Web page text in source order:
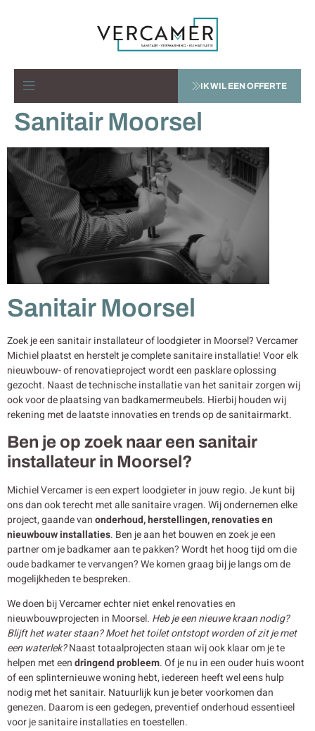
IK WIL EEN OFFERTE
Sanitair Moorsel
Sanitair Moorsel
Zoek je een sanitair installateur of loodgieter in Moorsel? Vercamer
Michiel plaatst en herstelt je complete sanitaire installatie! Voor elk
nieuwbouw- of renovatieproject wordt een pasklare oplossing
gezocht. Naast de technische installatie van het sanitair zorgen wij
ook voor de plaatsing van badkamermeubels. Hierbij houden wij
rekening met de laatste innovaties en trends op de sanitairmarkt.
Ben je op zoek naar een sanitair
installateur in Moorsel?
Michiel Vercamer is een expert loodgieter in jouw regio. Je kunt bij
ons dan ook terecht met alle sanitaire vragen. Wij ondernemen elke
project, gaande vanonderhoud, herstellingen, renovaties en
nieuwbouwinstallaties. Ben je aan het bouwen en zoek je een
partner om je badkamer aan te pakken? Wordt het hoog tijd om die
oude badkamer te vervangen? We komen graag bij je langs om de
mogelijkheden te bespreken.
We doen bij Vercamer echter niet enkel renovaties en
nieuwbouwprojecten in Moorsel. Heb je een nieuwe kraan nodig?
Blijft het water staan? Moet het toilet ontstopt worden of zit je met
een waterlek?Naast totaalprojecten staan wij ook klaar om je te
helpen met eendringend probleem. Of je nu in een ouder huis woont
of een splinternieuwe woning hebt, iedereen heeft wel eens hulp
nodig met het sanitair. Natuurlijk kun je beter voorkomen dan
genezen. Daarom is een gedegen, preventief onderhoud essentieel
voor je sanitaire installaties en toestellen.